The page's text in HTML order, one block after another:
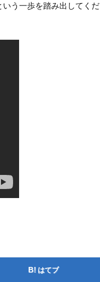
う一歩を踏み出してくだ
はてブ